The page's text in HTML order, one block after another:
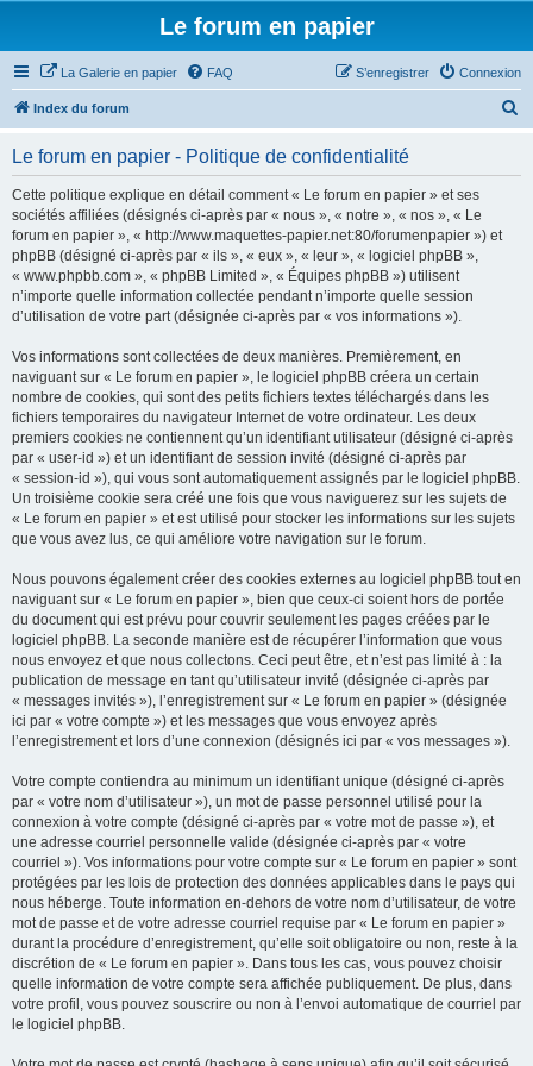
Le forum en papier
La Galerie en papier FAQ Connexion
S’enregistrer
Index du forum
Le forum en papier - Politique de confidentialité
Cette politique explique en détail comment « Le forum en papier » et ses
sociétés affiliées (désignés ci-après par « nous », « notre », « nos », « Le
forum en papier », « http://www.maquettes-papier.net:80/forumenpapier ») et
phpBB (désigné ci-après par « ils », « eux », « leur », « logiciel phpBB »,
« www.phpbb.com », « phpBB Limited », « Équipes phpBB ») utilisent
n’importe quelle information collectée pendant n’importe quelle session
d’utilisation de votre part (désignée ci-après par « vos informations »).
Vos informations sont collectées de deux manières. Premièrement, en
naviguant sur « Le forum en papier », le logiciel phpBB créera un certain
nombre de cookies, qui sont des petits fichiers textes téléchargés dans les
fichiers temporaires du navigateur Internet de votre ordinateur. Les deux
premiers cookies ne contiennent qu’un identifiant utilisateur (désigné ci-après
par « user-id ») et un identifiant de session invité (désigné ci-après par
« session-id »), qui vous sont automatiquement assignés par le logiciel phpBB.
Un troisième cookie sera créé une fois que vous naviguerez sur les sujets de
« Le forum en papier » et est utilisé pour stocker les informations sur les sujets
que vous avez lus, ce qui améliore votre navigation sur le forum.
Nous pouvons également créer des cookies externes au logiciel phpBB tout en
naviguant sur « Le forum en papier », bien que ceux-ci soient hors de portée
du document qui est prévu pour couvrir seulement les pages créées par le
logiciel phpBB. La seconde manière est de récupérer l’information que vous
nous envoyez et que nous collectons. Ceci peut être, et n’est pas limité à : la
publication de message en tant qu’utilisateur invité (désignée ci-après par
« messages invités »), l’enregistrement sur « Le forum en papier » (désignée
ici par « votre compte ») et les messages que vous envoyez après
l’enregistrement et lors d’une connexion (désignés ici par « vos messages »).
Votre compte contiendra au minimum un identifiant unique (désigné ci-après
par « votre nom d’utilisateur »), un mot de passe personnel utilisé pour la
connexion à votre compte (désigné ci-après par « votre mot de passe »), et
une adresse courriel personnelle valide (désignée ci-après par « votre
courriel »). Vos informations pour votre compte sur « Le forum en papier » sont
protégées par les lois de protection des données applicables dans le pays qui
nous héberge. Toute information en-dehors de votre nom d’utilisateur, de votre
mot de passe et de votre adresse courriel requise par « Le forum en papier »
durant la procédure d’enregistrement, qu’elle soit obligatoire ou non, reste à la
discrétion de « Le forum en papier ». Dans tous les cas, vous pouvez choisir
quelle information de votre compte sera affichée publiquement. De plus, dans
votre profil, vous pouvez souscrire ou non à l’envoi automatique de courriel par
le logiciel phpBB.